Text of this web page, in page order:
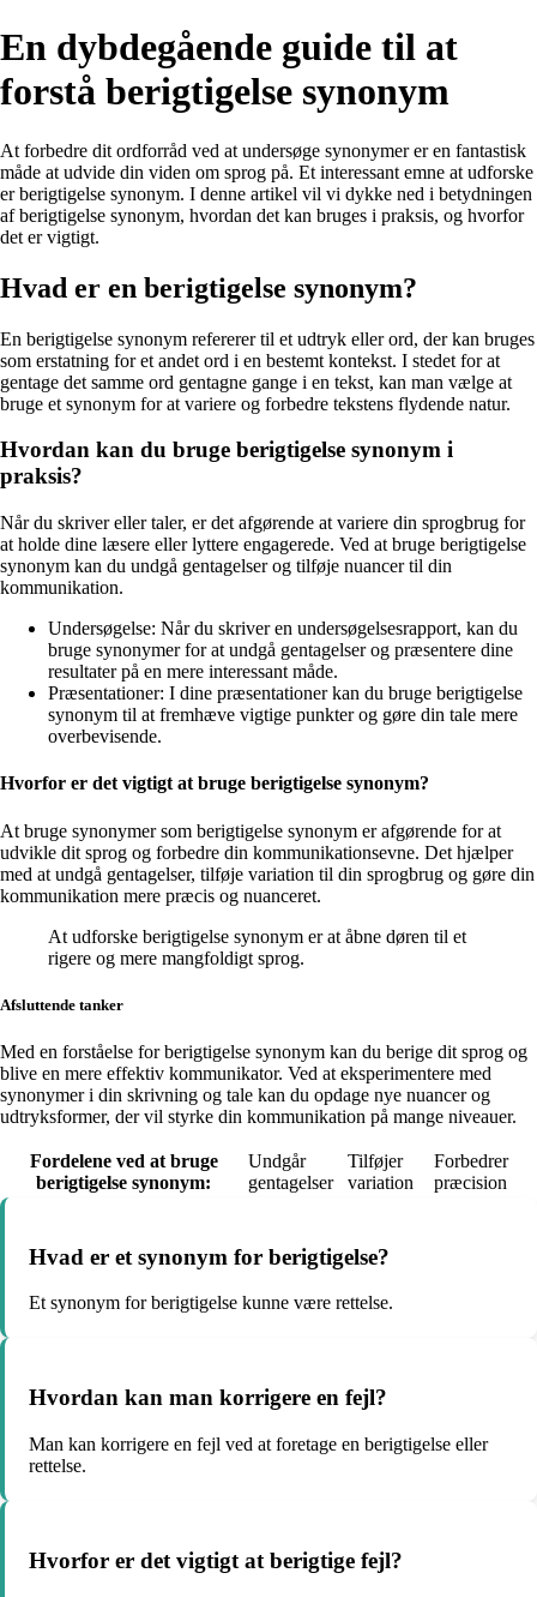
En dybdegående guide til at
forstå berigtigelse synonym
At forbedre dit ordforråd ved at undersøge synonymer er en fantastisk
måde at udvide din viden om sprog på. Et interessant emne at udforske
er berigtigelse synonym. I denne artikel vil vi dykke ned i betydningen
af berigtigelse synonym, hvordan det kan bruges i praksis, og hvorfor
det er vigtigt.
Hvad er en berigtigelse synonym?
En berigtigelse synonym refererer til et udtryk eller ord, der kan bruges
som erstatning for et andet ord i en bestemt kontekst. I stedet for at
gentage det samme ord gentagne gange i en tekst, kan man vælge at
bruge et synonym for at variere og forbedre tekstens flydende natur.
Hvordan kan du bruge berigtigelse synonym i
praksis?
Når du skriver eller taler, er det afgørende at variere din sprogbrug for
at holde dine læsere eller lyttere engagerede. Ved at bruge berigtigelse
synonym kan du undgå gentagelser og tilføje nuancer til din
kommunikation.
Undersøgelse: Når du skriver en undersøgelsesrapport, kan du
bruge synonymer for at undgå gentagelser og præsentere dine
resultater på en mere interessant måde.
Præsentationer: I dine præsentationer kan du bruge berigtigelse
synonym til at fremhæve vigtige punkter og gøre din tale mere
overbevisende.
Hvorfor er det vigtigt at bruge berigtigelse synonym?
At bruge synonymer som berigtigelse synonym er afgørende for at
udvikle dit sprog og forbedre din kommunikationsevne. Det hjælper
med at undgå gentagelser, tilføje variation til din sprogbrug og gøre din
kommunikation mere præcis og nuanceret.
At udforske berigtigelse synonym er at åbne døren til et
rigere og mere mangfoldigt sprog.
Afsluttende tanker
Med en forståelse for berigtigelse synonym kan du berige dit sprog og
blive en mere effektiv kommunikator. Ved at eksperimentere med
synonymer i din skrivning og tale kan du opdage nye nuancer og
udtryksformer, der vil styrke din kommunikation på mange niveauer.
Fordelene ved at bruge
berigtigelse synonym:
Undgår
gentagelser
Tilføjer
variation
Forbedrer
præcision
Hvad er et synonym for berigtigelse?
Et synonym for berigtigelse kunne være rettelse.
Hvordan kan man korrigere en fejl?
Man kan korrigere en fejl ved at foretage en berigtigelse eller
rettelse.
Hvorfor er det vigtigt at berigtige fejl?